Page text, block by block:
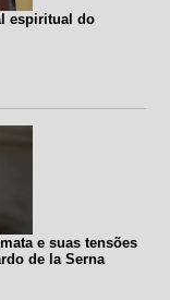
espiritual do
e suas tensões
de la Serna